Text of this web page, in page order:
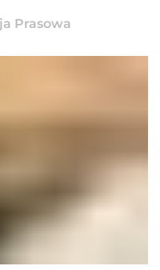
Prasowa